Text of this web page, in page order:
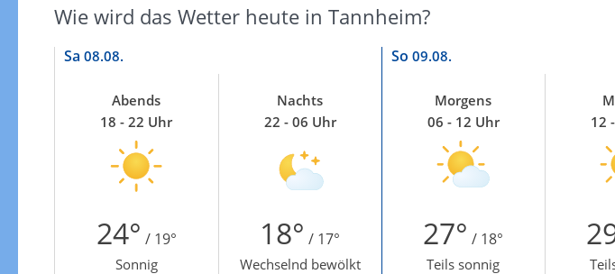
Wie wird das Wetter heute in Tannheim?
Sa 08.08. So 09.08.
Abends
18 - 22 Uhr
Nachts
22 - 06 Uhr
Morgens
06 - 12 Uhr
12
24° / 19° 18° / 17° 27° / 18°
Sonnig Wechselnd bewölkt Teils sonnig